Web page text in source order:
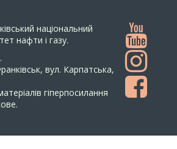
національний
нафти і газу.
вул. Карпатська,
гіперпосилання